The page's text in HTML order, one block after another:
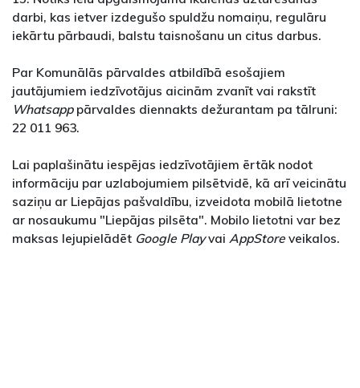
darbi, kas ietver izdegušo spuldžu nomaiņu, regulāru
iekārtu pārbaudi, balstu taisnošanu un citus darbus.
Par Komunālās pārvaldes atbildībā esošajiem
jautājumiem iedzīvotājus aicinām zvanīt vai rakstīt
Whatsapppārvaldes diennakts dežurantam pa tālruni:
22 011 963.
Lai paplašinātu iespējas iedzīvotājiem ērtāk nodot
informāciju par uzlabojumiem pilsētvidē, kā arī veicinātu
saziņu ar Liepājas pašvaldību, izveidota mobilā lietotne
ar nosaukumu "Liepājas pilsēta". Mobilo lietotni var bez
maksas lejupielādēt Google Playvai AppStore veikalos.